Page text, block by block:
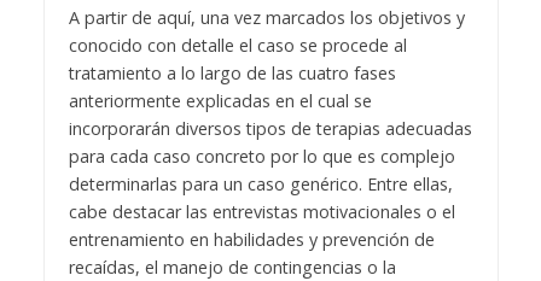
A partir de aquí, una vez marcados los objetivos y
conocido con detalle el caso se procede al
tratamiento a lo largo de las cuatro fases
anteriormente explicadas en el cual se
incorporarán diversos tipos de terapias adecuadas
para cada caso concreto por lo que es complejo
determinarlas para un caso genérico. Entre ellas,
cabe destacar las entrevistas motivacionales o el
entrenamiento en habilidades y prevención de
recaídas, el manejo de contingencias o la